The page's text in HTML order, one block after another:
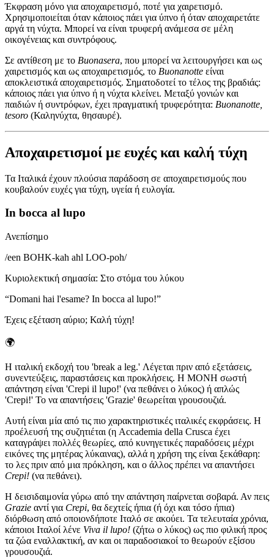
Έκφραση μόνο για αποχαιρετισμό, ποτέ για χαιρετισμό.
Χρησιμοποιείται όταν κάποιος πάει για ύπνο ή όταν αποχαιρετάτε
αργά τη νύχτα. Μπορεί να είναι τρυφερή ανάμεσα σε μέλη
οικογένειας και συντρόφους.
Σε αντίθεση με το Buonasera, που μπορεί να λειτουργήσει και ως
χαιρετισμός και ως αποχαιρετισμός, το Buonanotte είναι
αποκλειστικά αποχαιρετισμός. Σηματοδοτεί το τέλος της βραδιάς:
κάποιος πάει για ύπνο ή η νύχτα κλείνει. Μεταξύ γονιών και
παιδιών ή συντρόφων, έχει πραγματική τρυφερότητα: Buonanotte,
tesoro (Καληνύχτα, θησαυρέ).
Αποχαιρετισμοί με ευχές και καλή τύχη
Τα Ιταλικά έχουν πλούσια παράδοση σε αποχαιρετισμούς που
κουβαλούν ευχές για τύχη, υγεία ή ευλογία.
In bocca al lupo
Ανεπίσημο
/een BOHK-kah ahl LOO-poh/
Κυριολεκτική σημασία: Στο στόμα του λύκου
“Domani hai l'esame? In bocca al lupo!”
Έχεις εξέταση αύριο; Καλή τύχη!
🌍
Η ιταλική εκδοχή του 'break a leg.' Λέγεται πριν από εξετάσεις,
συνεντεύξεις, παραστάσεις και προκλήσεις. Η ΜΟΝΗ σωστή
απάντηση είναι 'Crepi il lupo!' (να πεθάνει ο λύκος) ή απλώς
'Crepi!' Το να απαντήσεις 'Grazie' θεωρείται γρουσουζιά.
Αυτή είναι μία από τις πιο χαρακτηριστικές ιταλικές εκφράσεις. Η
προέλευσή της συζητιέται (η Accademia della Crusca έχει
καταγράψει πολλές θεωρίες, από κυνηγετικές παραδόσεις μέχρι
εικόνες της μητέρας λύκαινας), αλλά η χρήση της είναι ξεκάθαρη:
το λες πριν από μια πρόκληση, και ο άλλος πρέπει να απαντήσει
Crepi! (να πεθάνει).
Η δεισιδαιμονία γύρω από την απάντηση παίρνεται σοβαρά. Αν πεις
Grazie αντί για Crepi, θα δεχτείς ήπια (ή όχι και τόσο ήπια)
διόρθωση από οποιονδήποτε Ιταλό σε ακούει. Τα τελευταία χρόνια,
κάποιοι Ιταλοί λένε Viva il lupo! (ζήτω ο λύκος) ως πιο φιλική προς
τα ζώα εναλλακτική, αν και οι παραδοσιακοί το θεωρούν εξίσου
γρουσουζιά.